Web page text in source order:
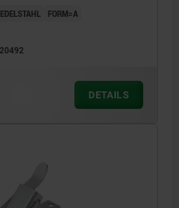
FORM=A
DETAILS